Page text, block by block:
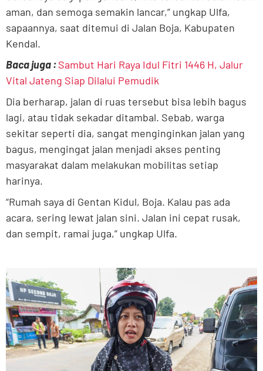
aman, dan semoga semakin lancar,” ungkap Ulfa,
sapaannya, saat ditemui di Jalan Boja, Kabupaten
Kendal.
Baca juga : Sambut Hari Raya Idul Fitri 1446 H, Jalur
Vital Jateng Siap Dilalui Pemudik
Dia berharap, jalan di ruas tersebut bisa lebih bagus
lagi, atau tidak sekadar ditambal. Sebab, warga
sekitar seperti dia, sangat menginginkan jalan yang
bagus, mengingat jalan menjadi akses penting
masyarakat dalam melakukan mobilitas setiap
harinya.
“Rumah saya di Gentan Kidul, Boja. Kalau pas ada
acara, sering lewat jalan sini. Jalan ini cepat rusak,
dan sempit, ramai juga,” ungkap Ulfa.